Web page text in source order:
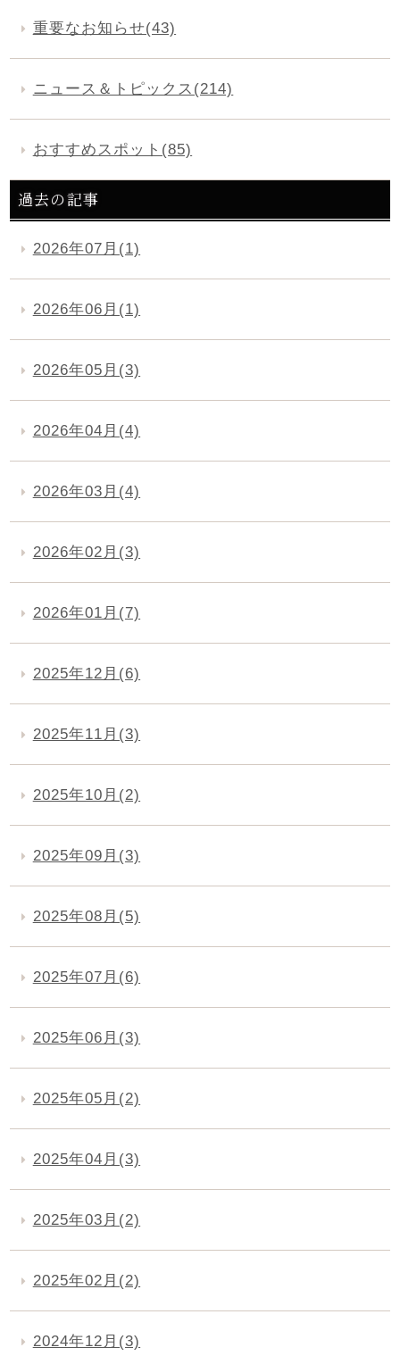
重要なお知らせ(43)
ニュース＆トピックス(214)
おすすめスポット(85)
過去の記事
2026年07月(1)
2026年06月(1)
2026年05月(3)
2026年04月(4)
2026年03月(4)
2026年02月(3)
2026年01月(7)
2025年12月(6)
2025年11月(3)
2025年10月(2)
2025年09月(3)
2025年08月(5)
2025年07月(6)
2025年06月(3)
2025年05月(2)
2025年04月(3)
2025年03月(2)
2025年02月(2)
2024年12月(3)